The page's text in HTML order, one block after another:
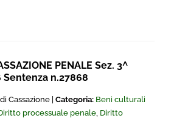
PENALE Sez. 3^
n.27868
Cassazione | Categoria: Beni culturali
processuale penale, Diritto